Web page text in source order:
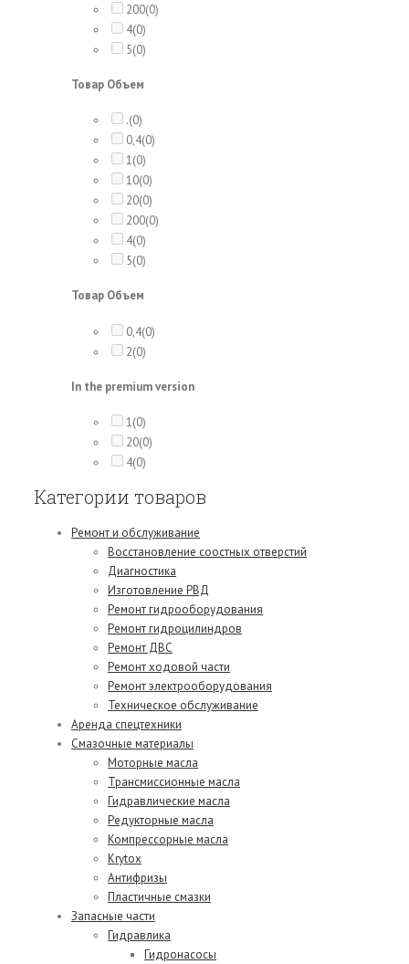
200(0)
4(0)
5(0)
Товар Объем
.(0)
0,4(0)
1(0)
10(0)
20(0)
200(0)
4(0)
5(0)
Товар Объем
0,4(0)
2(0)
In the premium version
1(0)
20(0)
4(0)
Категории товаров
Ремонт и обслуживание
Восстановление соостных отверстий
Диагностика
Изготовление РВД
Ремонт гидрооборудования
Ремонт гидроцилиндров
Ремонт ДВС
Ремонт ходовой части
Ремонт электрооборудования
Техническое обслуживание
Аренда спецтехники
Смазочные материалы
Моторные масла
Трансмиссионные масла
Гидравлические масла
Редукторные масла
Компрессорные масла
Krytox
Антифризы
Пластичные смазки
Запасные части
Гидравлика
Гидронасосы